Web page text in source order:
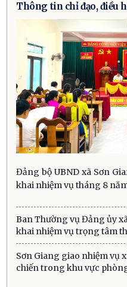
Thông tin chỉ đạo, điều
Đảng bộ UBND xã Sơn
khai nhiệm vụ tháng 8
Ban Thường vụ Đảng ủy
khai nhiệm vụ trọng tâm
Sơn Giang giao nhiệm vụ
chiến trong khu vực